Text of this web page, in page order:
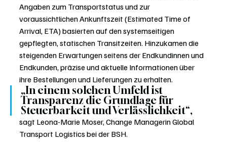
Angaben zum Transportstatus und zur
voraussichtlichen Ankunftszeit (Estimated Time of
Arrival, ETA) basierten auf den systemseitigen
gepflegten, statischen Transitzeiten. Hinzukamen die
steigenden Erwartungen seitens der Endkundinnen und
Endkunden, präzise und aktuelle Informationen über
ihre Bestellungen und Lieferungen zu erhalten.
„In einem solchen Umfeld ist
Transparenz die Grundlage für
Steuerbarkeit und Verlässlichkeit“,
sagt Leona-Marie Moser, Change Managerin Global
Transport Logistics bei der BSH.